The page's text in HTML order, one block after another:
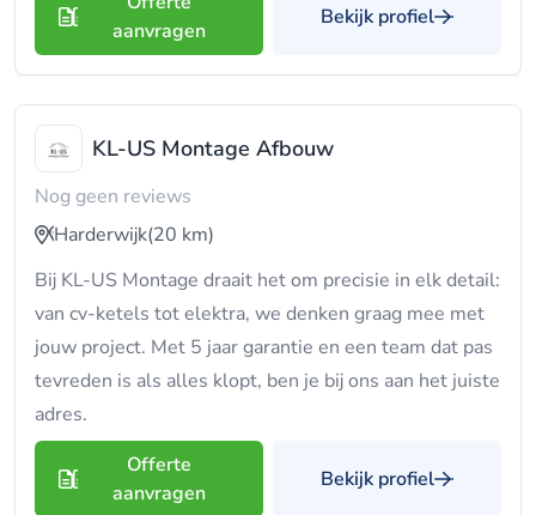
aanvragen
Bekijk profiel
KL-US Montage Afbouw
Nog geen reviews
Harderwijk(20 km)
Bij KL-US Montage draait het om precisie in elk detail:
van cv-ketels tot elektra, we denken graag mee met
jouw project. Met 5 jaar garantie en een team dat pas
tevreden is als alles klopt, ben je bij ons aan het juiste
adres.
Offerte
aanvragen
Bekijk profiel